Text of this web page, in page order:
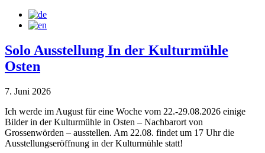
Solo Ausstellung In der Kulturmühle
Osten
7. Juni 2026
Ich werde im August für eine Woche vom 22.-29.08.2026 einige
Bilder in der Kulturmühle in Osten – Nachbarort von
Grossenwörden – ausstellen. Am 22.08. findet um 17 Uhr die
Ausstellungseröffnung in der Kulturmühle statt!